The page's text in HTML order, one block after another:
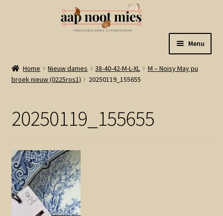
naar
navigatie
de
inhoud
Menu
Welkom
Winkel
Winkelmand
Linkjes
Home Nieuw dames 38-40-42-M-L-XL
M – Noisy May pu
broek nieuw (0225ros1)
20250119_155655
20250119_155655